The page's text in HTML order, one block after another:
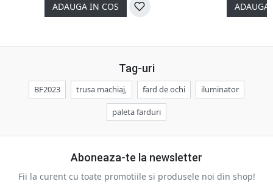
ADAUGA IN COS ADAUGA
Tag-uri
BF2023 trusa machiaj, fard de ochi iluminator
paleta farduri
Aboneaza-te la newsletter
Fii la curent cu toate promotiile si produsele noi din shop!